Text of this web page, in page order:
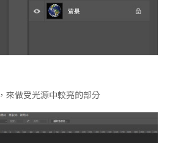
，來做受光源中較亮的部分